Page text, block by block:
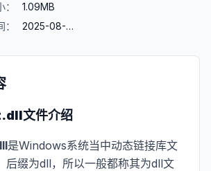
1.09MB
2025-08-23
文件介绍
是Windows系统当中动态链接库文
后缀为dll，所以一般都称其为dll文